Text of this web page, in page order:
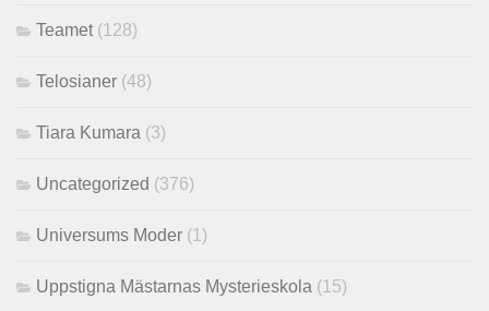
Teamet(128)
Telosianer (48)
Tiara Kumara (3)
Uncategorized (376)
Universums Moder (1)
Uppstigna Mästarnas Mysterieskola (15)